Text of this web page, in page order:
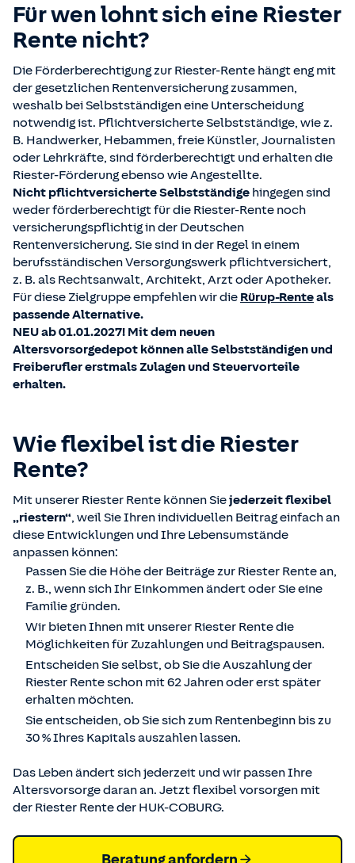
Für wen lohnt sich eine Riester
Rente nicht?
Die Förderberechtigung zur Riester-Rente hängt eng mit
der gesetzlichen Rentenversicherung zusammen,
weshalb bei Selbstständigen eine Unterscheidung
notwendig ist. Pflichtversicherte Selbstständige, wie z.
B. Handwerker, Hebammen, freie Künstler, Journalisten
oder Lehrkräfte, sind förderberechtigt und erhalten die
Riester-Förderung ebenso wie Angestellte.
Nicht pflichtversicherte Selbstständige hingegen sind
weder förderberechtigt für die Riester-Rente noch
versicherungspflichtig in der Deutschen
Rentenversicherung. Sie sind in der Regel in einem
berufsständischen Versorgungswerk pflichtversichert,
z. B. als Rechtsanwalt, Architekt, Arzt oder Apotheker.
Für diese Zielgruppe empfehlen wir die Rürup-Renteals
passende Alternative.
NEU ab 01.01.2027! Mit dem neuen
Altersvorsorgedepot können alle Selbstständigen und
Freiberufler erstmals Zulagen und Steuervorteile
erhalten.
Wie flexibel ist die Riester
Rente?
Mit unserer Riester Rente können Siejederzeit flexibel
„riestern“, weil Sie Ihren individuellen Beitrag einfach an
diese Entwicklungen und Ihre Lebensumstände
anpassen können:
Passen Sie die Höhe der Beiträge zur Riester Rente an,
z. B., wenn sich Ihr Einkommen ändert oder Sie eine
Familie gründen.
Wir bieten Ihnen mit unserer Riester Rente die
Möglichkeiten für Zuzahlungen und Beitragspausen.
Entscheiden Sie selbst, ob Sie die Auszahlung der
Riester Rente schon mit 62 Jahren oder erst später
erhalten möchten.
Sie entscheiden, ob Sie sich zum Rentenbeginn bis zu
30 % Ihres Kapitals auszahlen lassen.
Das Leben ändert sich jederzeit und wir passen Ihre
Altersvorsorge daran an. Jetzt flexibel vorsorgen mit
der Riester Rente der HUK-COBURG.
Beratung anfordern